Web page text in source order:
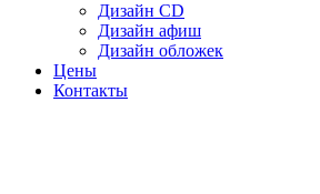
Дизайн CD
Дизайн афиш
Дизайн обложек
Цены
Контакты